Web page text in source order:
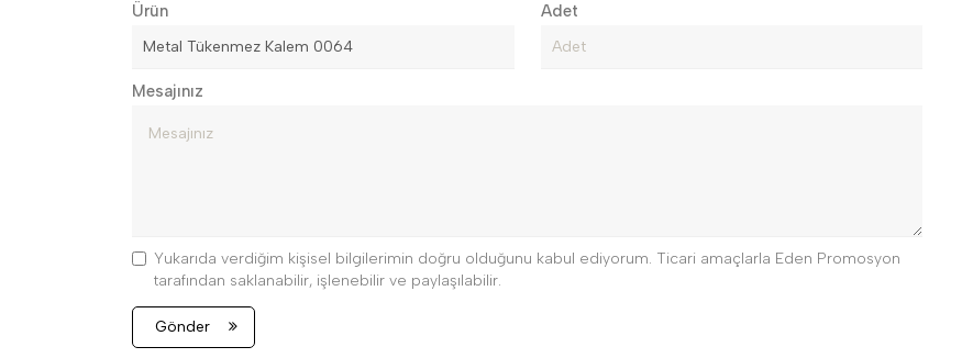
Ürün Adet
Mesajınız
Yukarıda verdiğim kişisel bilgilerimin doğru olduğunu kabul ediyorum. Ticari amaçlarla Eden Promosyon
tarafından saklanabilir, işlenebilir ve paylaşılabilir.
Gönder